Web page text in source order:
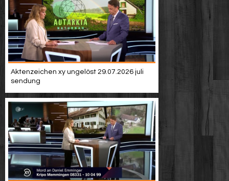
Aktenzeichen xy ungelöst 29.07.2026 juli
sendung